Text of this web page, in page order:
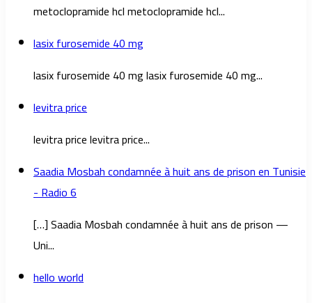
metoclopramide hcl metoclopramide hcl...
lasix furosemide 40 mg
lasix furosemide 40 mg lasix furosemide 40 mg...
levitra price
levitra price levitra price...
Saadia Mosbah condamnée à huit ans de prison en Tunisie
- Radio 6
[…] Saadia Mosbah condamnée à huit ans de prison —
Uni...
hello world